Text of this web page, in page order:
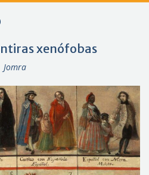
xenófobas
Jomra